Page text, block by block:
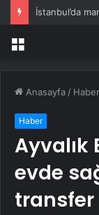
Menü
Anasayfa / Haber
Haber
Ayvalık
evde